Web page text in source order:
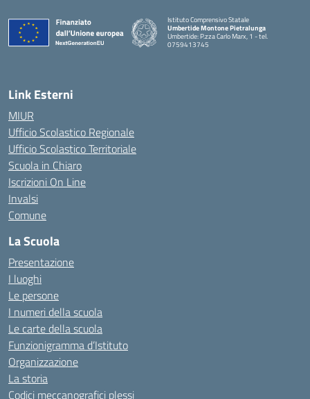
Istituto Comprensivo Statale
Umbertide Montone Pietralunga
Umbertide: P.zza Carlo Marx, 1 - tel.
0759413745
Link Esterni
MIUR
Ufficio Scolastico Regionale
Ufficio Scolastico Territoriale
Scuola in Chiaro
Iscrizioni On Line
Invalsi
Comune
La Scuola
Presentazione
I luoghi
Le persone
I numeri della scuola
Le carte della scuola
Funzionigramma d’Istituto
Organizzazione
La storia
Codici meccanografici plessi